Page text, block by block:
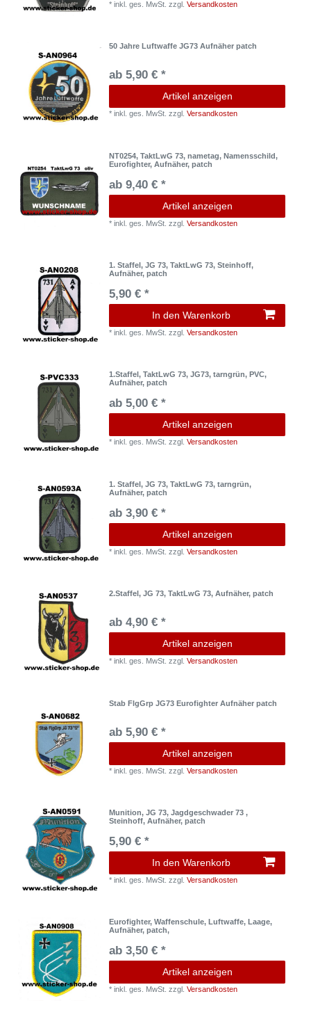
*inkl. ges. MwSt. zzgl.Versandkosten
50 Jahre Luftwaffe JG73 Aufnäher patch
ab 5,90 € *
Artikel anzeigen
*inkl. ges. MwSt. zzgl.Versandkosten
NT0254, TaktLwG 73, nametag, Namensschild,
Eurofighter, Aufnäher, patch
ab 9,40 € *
Artikel anzeigen
*inkl. ges. MwSt. zzgl.Versandkosten
1. Staffel, JG 73, TaktLwG 73, Steinhoff,
Aufnäher, patch
5,90 € *
In den Warenkorb
*inkl. ges. MwSt. zzgl.Versandkosten
1.Staffel, TaktLwG 73, JG73, tarngrün, PVC,
Aufnäher, patch
ab 5,00 € *
Artikel anzeigen
*inkl. ges. MwSt. zzgl.Versandkosten
1. Staffel, JG 73, TaktLwG 73, tarngrün,
Aufnäher, patch
ab 3,90 € *
Artikel anzeigen
*inkl. ges. MwSt. zzgl.Versandkosten
2.Staffel, JG 73, TaktLwG 73, Aufnäher, patch
ab 4,90 € *
Artikel anzeigen
*inkl. ges. MwSt. zzgl.Versandkosten
Stab FlgGrp JG73 Eurofighter Aufnäher patch
ab 5,90 € *
Artikel anzeigen
*inkl. ges. MwSt. zzgl.Versandkosten
Munition, JG 73, Jagdgeschwader 73 ,
Steinhoff, Aufnäher, patch
5,90 € *
In den Warenkorb
*inkl. ges. MwSt. zzgl.Versandkosten
Eurofighter, Waffenschule, Luftwaffe, Laage,
Aufnäher, patch,
ab 3,50 € *
Artikel anzeigen
*inkl. ges. MwSt. zzgl.Versandkosten